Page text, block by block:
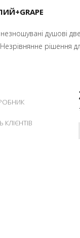
душові
рішення